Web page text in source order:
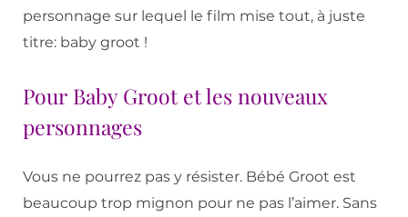
personnage sur lequel le film mise tout, à juste
titre: baby groot !
Pour Baby Groot et les nouveaux
personnages
Vous ne pourrez pas y résister. Bébé Groot est
beaucoup trop mignon pour ne pas l’aimer. Sans